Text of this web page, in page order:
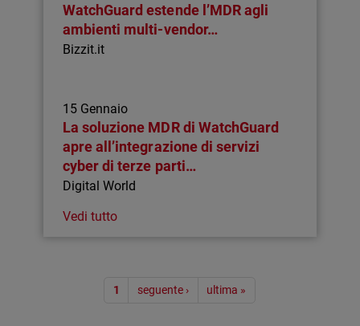
WatchGuard estende l’MDR agli
ambienti multi-vendor…
Bizzit.it
15 Gennaio
La soluzione MDR di WatchGuard
apre all’integrazione di servizi
cyber di terze parti…
Digital World
Vedi tutto
1 seguente › ultima »